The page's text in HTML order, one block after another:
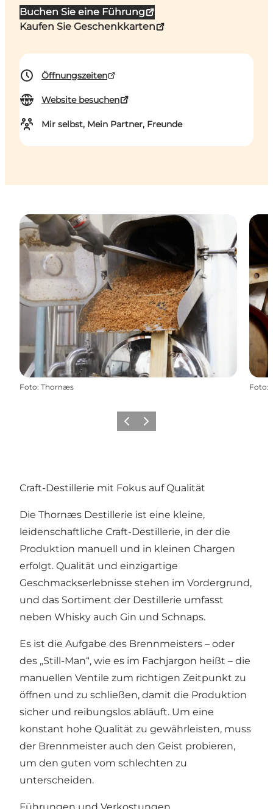
Buchen Sie eine Führung
Kaufen Sie Geschenkkarten
Öffnungszeiten
Website besuchen
Mir selbst, Mein Partner, Freunde
Foto: Thornæs Foto:
ZurückWeiter
Craft-Destillerie mit Fokus auf Qualität
Die Thornæs Destillerie ist eine kleine,
leidenschaftliche Craft-Destillerie, in der die
Produktion manuell und in kleinen Chargen
erfolgt. Qualität und einzigartige
Geschmackserlebnisse stehen im Vordergrund,
und das Sortiment der Destillerie umfasst
neben Whisky auch Gin und Schnaps.
Es ist die Aufgabe des Brennmeisters – oder
des „Still-Man“, wie es im Fachjargon heißt – die
manuellen Ventile zum richtigen Zeitpunkt zu
öffnen und zu schließen, damit die Produktion
sicher und reibungslos abläuft. Um eine
konstant hohe Qualität zu gewährleisten, muss
der Brennmeister auch den Geist probieren,
um den guten vom schlechten zu
unterscheiden.